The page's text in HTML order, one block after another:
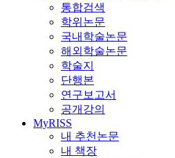
통합검색
학위논문
국내학술논문
해외학술논문
학술지
단행본
연구보고서
공개강의
MyRISS
내 추천논문
내 책장